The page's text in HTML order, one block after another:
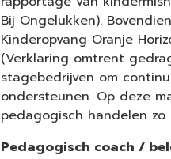
Bij Ongelukken).
Kinderopvang Oranje
(Verklaring omtrent
stagebedrijven om
ondersteunen. Op deze
pedagogisch handelen
Pedagogisch coach /